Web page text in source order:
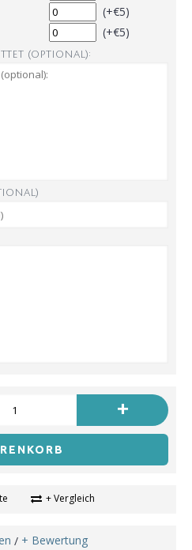
(+€5)
(+€5)
(optional):
+
+ Vergleich
/ + Bewertung